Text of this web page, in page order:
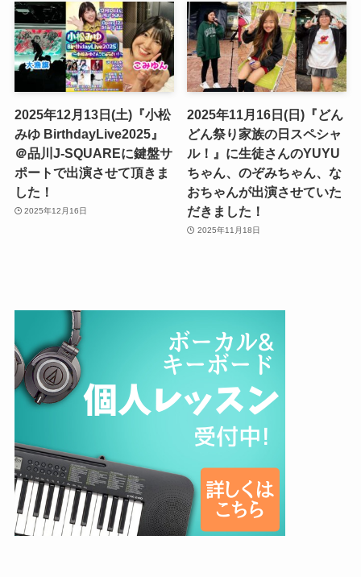
2025年12月13日(土)『小松
みゆ BirthdayLive2025』
＠品川J-SQUAREに鍵盤サ
ポートで出演させて頂きま
した！
2025年12月16日
2025年11月16日(日)『どん
どん祭り家族の日スペシャ
ル！』に生徒さんのYUYU
ちゃん、のぞみちゃん、な
おちゃんが出演させていた
だきました！
2025年11月18日